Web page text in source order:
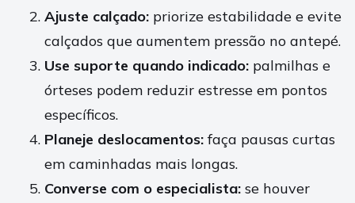
Ajuste calçado: priorize estabilidade e evite
calçados que aumentem pressão no antepé.
Use suporte quando indicado: palmilhas e
órteses podem reduzir estresse em pontos
específicos.
Planeje deslocamentos: faça pausas curtas
em caminhadas mais longas.
Converse com o especialista: se houver